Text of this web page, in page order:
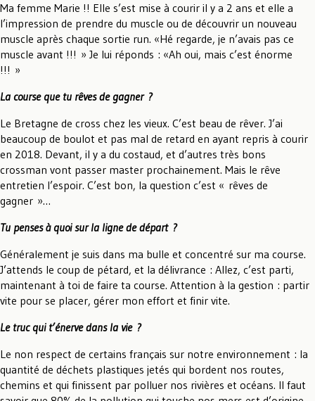
Ma femme Marie !! Elle s’est mise à courir il y a 2 ans et elle a
l’impression de prendre du muscle ou de découvrir un nouveau
muscle après chaque sortie run. «Hé regarde, je n’avais pas ce
muscle avant !!! » Je lui réponds : «Ah oui, mais c’est énorme
!!! »
La course que tu rêves de gagner ?
Le Bretagne de cross chez les vieux. C’est beau de rêver. J’ai
beaucoup de boulot et pas mal de retard en ayant repris à courir
en 2018. Devant, il y a du costaud, et d’autres très bons
crossman vont passer master prochainement. Mais le rêve
entretien l’espoir. C’est bon, la question c’est « rêves de
gagner »…
Tu penses à quoi sur la ligne de départ ?
Généralement je suis dans ma bulle et concentré sur ma course.
J’attends le coup de pétard, et la délivrance : Allez, c’est parti,
maintenant à toi de faire ta course. Attention à la gestion : partir
vite pour se placer, gérer mon effort et finir vite.
Le truc qui t’énerve dans la vie ?
Le non respect de certains français sur notre environnement : la
quantité de déchets plastiques jetés qui bordent nos routes,
chemins et qui finissent par polluer nos rivières et océans. Il faut